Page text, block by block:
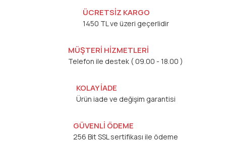
ÜCRETSİZ KARGO
1450 TL ve üzeri geçerlidir
MÜŞTERİ HİZMETLERİ
Telefon ile destek ( 09.00 - 18.00 )
KOLAY İADE
Ürün iade ve değişim garantisi
GÜVENLİ ÖDEME
256 Bit SSL sertifikası ile ödeme